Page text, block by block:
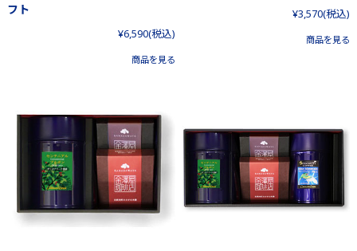
フト
¥6,590(税込)
商品を見る
¥3,570(税込)
商品を見る